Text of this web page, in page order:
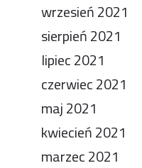
wrzesień 2021
sierpień 2021
lipiec 2021
czerwiec 2021
maj 2021
kwiecień 2021
marzec 2021